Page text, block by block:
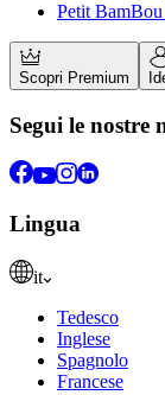
Petit
Scopri Premium
Segui le nostre
Lingua
it
Tedesco
Inglese
Spagnolo
Francese